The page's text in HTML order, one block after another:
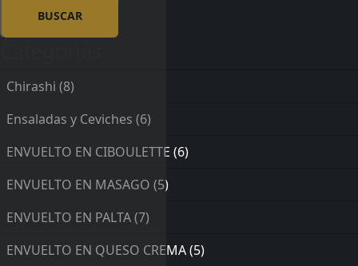
Chirashi (8)
Ensaladas y Ceviches (6)
ENVUELTO EN CIBOULETTE (6)
ENVUELTO EN MASAGO (5)
ENVUELTO EN PALTA(7)
ENVUELTO EN QUESO CREMA(5)